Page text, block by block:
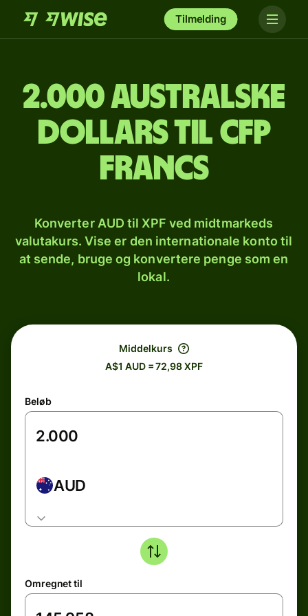
Tilmelding
2.000 australske
dollars til CFP
francs
Konverter AUD til XPF ved midtmarkeds
valutakurs. Vise er den internationale konto til
at sende, bruge og konvertere penge som en
lokal.
Middelkurs
A$1 AUD = 72,98 XPF
Beløb
AUD
Omregnet til